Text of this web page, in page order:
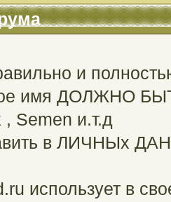
и
имя ДОЛЖНО
Semen и.т.д
в ЛИЧНЫх
использует в